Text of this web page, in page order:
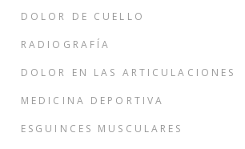
DOLOR DE CUELLO
RADIOGRAFÍA
DOLOR EN LAS ARTICULACIONES
MEDICINA DEPORTIVA
ESGUINCES MUSCULARES